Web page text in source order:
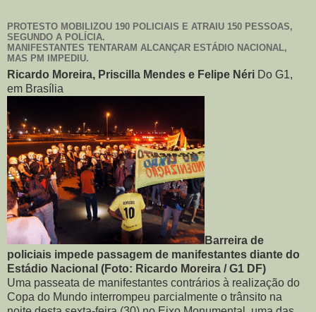
PROTESTO MOBILIZOU 190 POLICIAIS E ATRAIU 150 PESSOAS,
SEGUNDO A POLÍCIA.
MANIFESTANTES TENTARAM ALCANÇAR ESTÁDIO NACIONAL,
MAS PM IMPEDIU.
Ricardo Moreira, Priscilla Mendes e Felipe Néri Do G1,
em Brasília
Barreira de
policiais impede passagem de manifestantes diante do
Estádio Nacional (Foto: Ricardo Moreira / G1 DF)
Uma passeata de manifestantes contrários à realização do
Copa do Mundo interrompeu parcialmente o trânsito na